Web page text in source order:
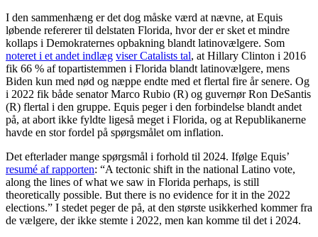
I den sammenhæng er det dog måske værd at nævne, at Equis
løbende refererer til delstaten Florida, hvor der er sket et mindre
kollaps i Demokraternes opbakning blandt latinovælgere. Som
noteret i et andet indlæg viser Catalists tal, at Hillary Clinton i 2016
fik 66 % af topartistemmen i Florida blandt latinovælgere, mens
Biden kun med nød og næppe endte med et flertal fire år senere. Og
i 2022 fik både senator Marco Rubio (R) og guvernør Ron DeSantis
(R) flertal i den gruppe. Equis peger i den forbindelse blandt andet
på, at abort ikke fyldte ligeså meget i Florida, og at Republikanerne
havde en stor fordel på spørgsmålet om inflation.
Det efterlader mange spørgsmål i forhold til 2024. Ifølge Equis’
resumé af rapporten: “A tectonic shift in the national Latino vote,
along the lines of what we saw in Florida perhaps, is still
theoretically possible. But there is no evidence for it in the 2022
elections.” I stedet peger de på, at den største usikkerhed kommer fra
de vælgere, der ikke stemte i 2022, men kan komme til det i 2024.